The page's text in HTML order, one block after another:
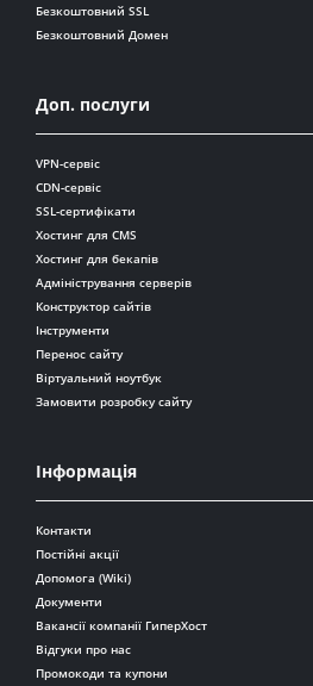
Безкоштовний SSL
Безкоштовний Домен
Доп. послуги
VPN-сервіс
CDN-сервіс
SSL-сертифікати
Хостинг для CMS
Хостинг для бекапів
Адміністрування серверів
Конструктор сайтів
Інструменти
Перенос сайту
Віртуальний ноутбук
Замовити розробку сайту
Інформація
Контакти
Постійні акції
Допомога (Wiki)
Документи
Вакансії компанії ГиперХост
Відгуки про нас
Промокоди та купони